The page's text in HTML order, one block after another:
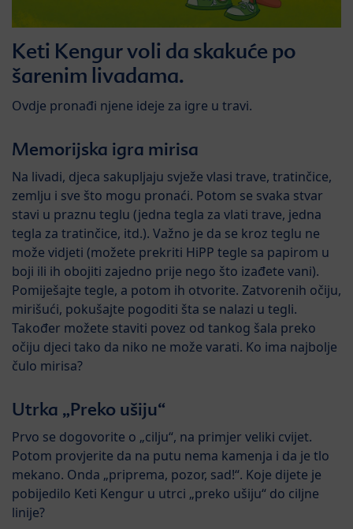
Keti Kengur voli da skakuće po
šarenim livadama.
Ovdje pronađi njene ideje za igre u travi.
Memorijska igra mirisa
Na livadi, djeca sakupljaju svježe vlasi trave, tratinčice,
zemlju i sve što mogu pronaći. Potom se svaka stvar
stavi u praznu teglu (jedna tegla za vlati trave, jedna
tegla za tratinčice, itd.). Važno je da se kroz teglu ne
može vidjeti (možete prekriti HiPP tegle sa papirom u
boji ili ih obojiti zajedno prije nego što izađete vani).
Pomiješajte tegle, a potom ih otvorite. Zatvorenih očiju,
mirišući, pokušajte pogoditi šta se nalazi u tegli.
Također možete staviti povez od tankog šala preko
očiju djeci tako da niko ne može varati. Ko ima najbolje
čulo mirisa?
Utrka „Preko ušiju“
Prvo se dogovorite o „cilju“, na primjer veliki cvijet.
Potom provjerite da na putu nema kamenja i da je tlo
mekano. Onda „priprema, pozor, sad!“. Koje dijete je
pobijedilo Keti Kengur u utrci „preko ušiju“ do ciljne
linije?